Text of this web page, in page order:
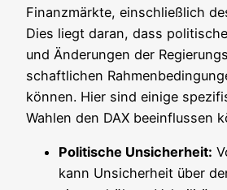
Finanz­märk­te, ein­schließ­lich
Dies liegt dar­an, dass
und Ände­run­gen der
schaft­li­chen
kön­nen. Hier sind eini­ge
Wah­len den DAX beein­flus­sen
Poli­ti­sche Unsi­cher­heit:
kann Unsi­cher­heit über